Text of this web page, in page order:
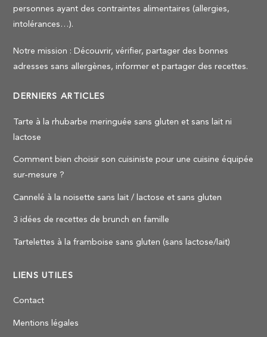
personnes ayant des contraintes alimentaires (allergies,
intolérances…).
Notre mission : Découvrir, vérifier, partager des bonnes
adresses sans allergènes, informer et partager des recettes.
DERNIERS ARTICLES
Tarte à la rhubarbe meringuée sans gluten et sans lait ni
lactose
Comment bien choisir son cuisiniste pour une cuisine équipée
sur-mesure ?
Cannelé à la noisette sans lait / lactose et sans gluten
3 idées de recettes de brunch en famille
Tartelettes à la framboise sans gluten (sans lactose/lait)
LIENS UTILES
Contact
Mentions légales